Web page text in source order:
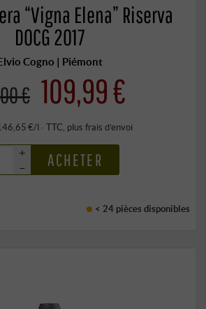
“Vigna Elena” Riserva
DOCG 2017
Cogno | Piémont
€ 109,99 €
€/l · TTC, plus frais d’envoi
+
–
ACHETER
< 24 pièces disponibles